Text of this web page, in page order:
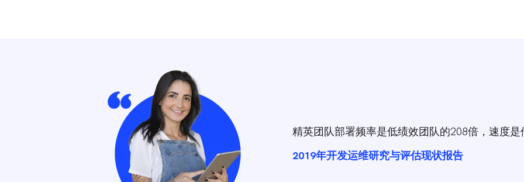
精英团队部署频率是低绩效团队的208倍，速度是
2019年开发运维研究与评估现状报告